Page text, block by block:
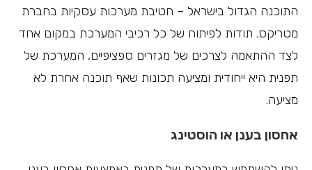
התוכנה הגדול בישראל – חטיבת מערכות עסקיות בחברת
מטריקס. תודות לפיתוח של כל רכיבי המערכת במקום אחד
לצד ההתאמה לצרכים של מגזרים ספציפיים, המערכת של
תפנית היא ייחודית ומציעה תכונות שאף תוכנה אחרת לא
מציעה.
אחסון בענן או הוסטינג